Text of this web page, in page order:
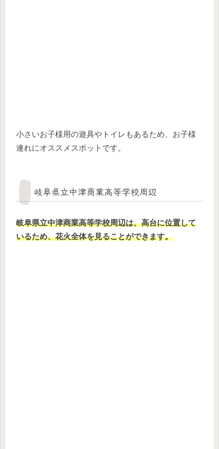
小さいお子様用の遊具やトイレもあるため、お子様
連れにオススメスポットです。
岐阜県立中津商業高等学校周辺
岐阜県立中津商業高等学校周辺は、高台に位置して
いるため、花火全体を見ることができます。